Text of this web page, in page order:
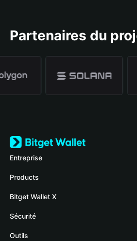
Partenaires du
Entreprise
À propos de Bitget Wallet
Blog
Academy
Actualités crypto
Products
Crypto Card
Stablecoin Earn
Payfi Crypto
Bitget Wallet X
Développeurs
Connecter votre portefeuille
Sécurité
Fonds de protection
Outils